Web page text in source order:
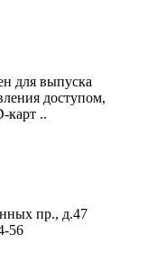
для выпуска
доступом,
карт ..
пр., д.47
56